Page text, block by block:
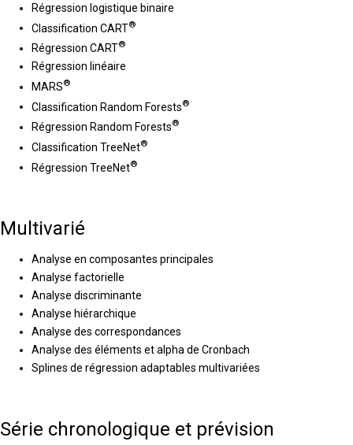
Régression logistique binaire
Classification CART®
Régression CART®
Régression linéaire
MARS®
Classification Random Forests®
Régression Random Forests®
Classification TreeNet®
Régression TreeNet®
Multivarié
Analyse en composantes principales
Analyse factorielle
Analyse discriminante
Analyse hiérarchique
Analyse des correspondances
Analyse des éléments et alpha de Cronbach
Splines de régression adaptables multivariées
Série chronologique et prévision